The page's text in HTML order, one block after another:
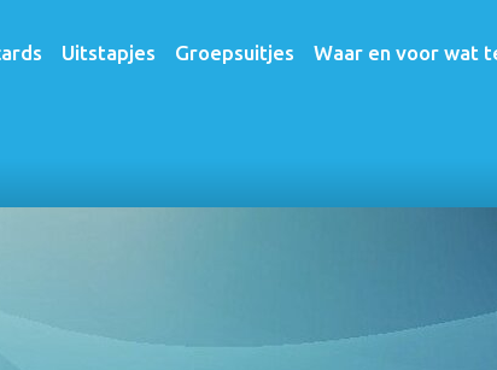
Uitstapjes Groepsuitjes Waar en voor wat